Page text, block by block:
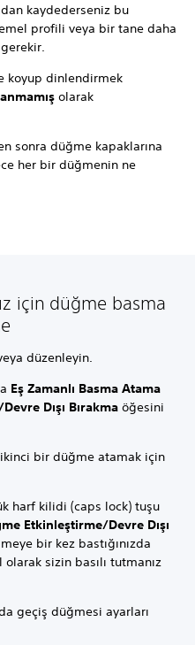
kaydederseniz bu
profili veya bir tane daha
koyup dinlendirmek
olarak
sonra düğme kapaklarına
her bir düğmenin ne
için düğme basma
düzenleyin.
Eş Zamanlı Basma Atama
Dışı Bırakma öğesini
ikinci bir düğme atamak için
harf kilidi (caps lock) tuşu
Etkinleştirme/Devre Dışı
bir kez bastığınızda
sizin basılı tutmanız
geçiş düğmesi ayarları